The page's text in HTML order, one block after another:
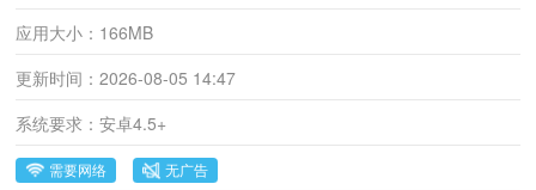
应用大小： 166MB
更新时间：2026-08-05 14:47
系统要求：安卓4.5+
需要网络 无广告